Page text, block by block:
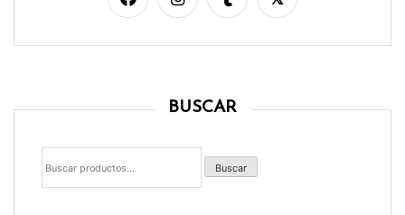
BUSCAR
Buscar
por:
Buscar